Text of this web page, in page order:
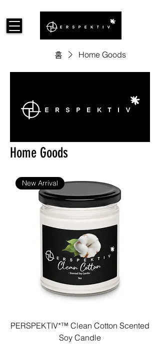
홈 Home Goods
Home Goods
New Arrival
PERSPEKTIV*™️ Clean Cotton Scented
Soy Candle